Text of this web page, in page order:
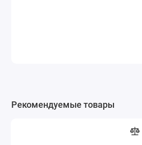
Рекомендуемые товары